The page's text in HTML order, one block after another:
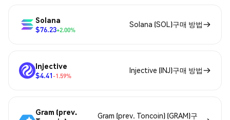
Solana
$76.23+2.00%
Solana (SOL)구매 방법
Injective
$4.41-1.59%
Injective (INJ)구매 방법
Gram (prev.
Gram (prev. Toncoin) (GRAM)구